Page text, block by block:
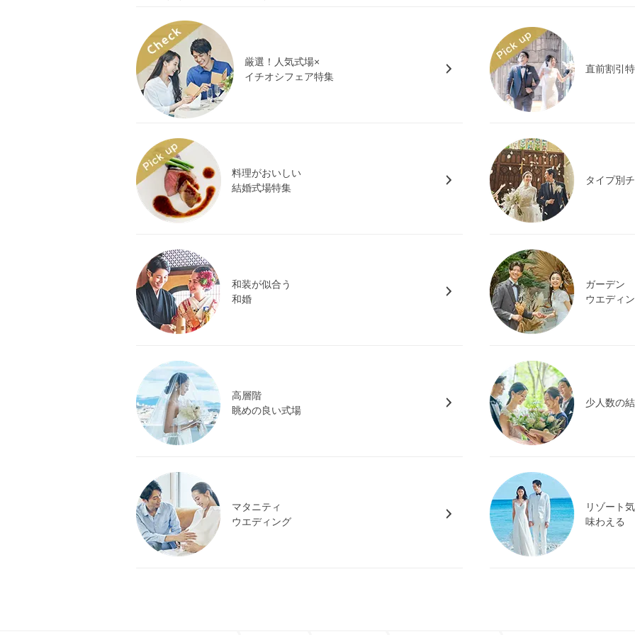
厳選！人気式場×
イチオシフェア特集
直前割引
料理がおいしい
結婚式場特集
タイプ別
和装が似合う
和婚
ガーデン
ウエディ
高層階
眺めの良い式場
少人数の
マタニティ
ウエディング
リゾート
味わえる